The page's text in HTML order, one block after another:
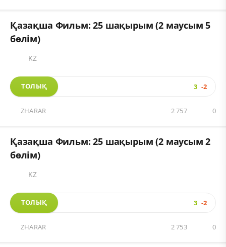
Қазақша Фильм: 25 шақырым (2 маусым 5
бөлім)
KZ
ТОЛЫҚ 3 -2
ZHARAR 0
2 757
Қазақша Фильм: 25 шақырым (2 маусым 2
бөлім)
KZ
ТОЛЫҚ 3 -2
ZHARAR 0
2 753